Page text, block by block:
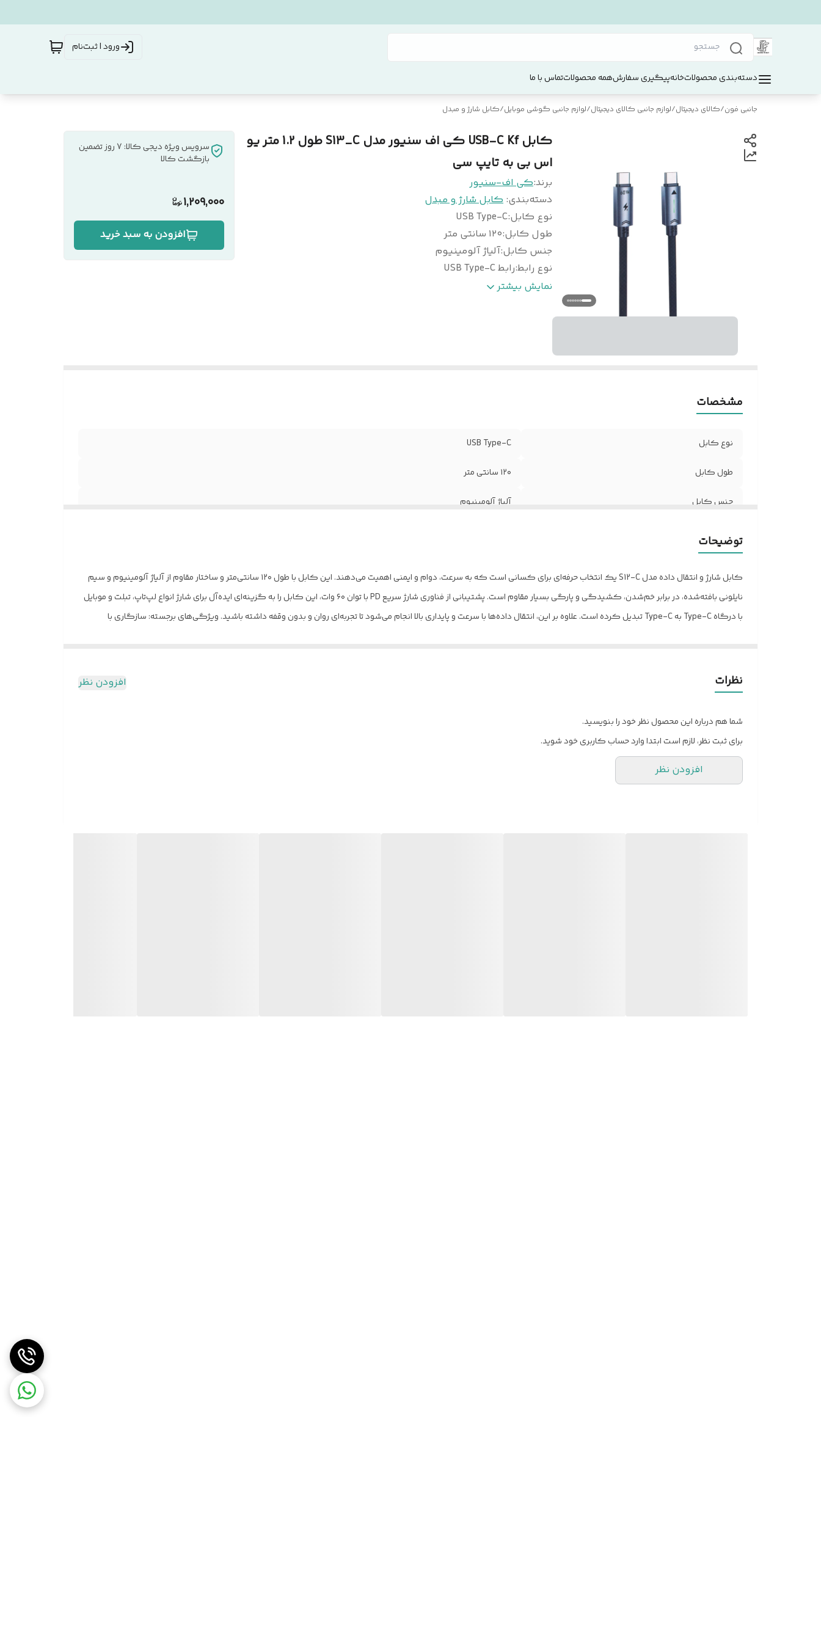
ورود | ثبت‌نام
دسته‌بندی محصولاتخانهپیگیری سفارشهمه محصولاتتماس با ما
جانبی فون/کالای دیجیتال/لوازم جانبی کالای دیجیتال/لوازم جانبی گوشی موبایل/کابل شارژ و مبدل
کابل USB-C Kf کی اف سنیور مدل S13_C طول 1.2 متر یو
اس بی به تایپ سی
برند:کی اف-سنیور
دسته‌بندی: کابل شارژ و مبدل
نوع کابل:
USB Type-C
طول کابل:۱۲۰ سانتی متر
جنس کابل:آلیاژ آلومینیوم
نوع رابط:رابط USB Type-C
نوع کابل شارژ و مبدل
نمایش بیشتر
سرویس ویژه دیجی کالا: 7 روز تضمین
بازگشت کالا
1,209,000
افزودن به سبد خرید
مشخصات
نوع کابل USB Type-C
طول کابل ۱۲۰ سانتی متر
جنس کابل آلیاژ آلومینیوم
توضیحات
کابل شارژ و انتقال داده مدل S12-C یک انتخاب حرفه‌ای برای کسانی است که به سرعت، دوام و ایمنی اهمیت می‌دهند. این کابل با طول ۱۲۰ سانتی‌متر و ساختار مقاوم از آلیاژ آلومینیوم و سیم
نایلونی بافته‌شده، در برابر خم‌شدن، کشیدگی و پارگی بسیار مقاوم است. پشتیبانی از فناوری شارژ سریع PD با توان ۶۰ وات، این کابل را به گزینه‌ای ایده‌آل برای شارژ انواع لپ‌تاپ، تبلت و موبایل
با درگاه Type-C به Type-C تبدیل کرده است. علاوه بر این، انتقال داده‌ها با سرعت و پایداری بالا انجام می‌شود تا تجربه‌ای روان و بدون وقفه داشته باشید. ویژگی‌های برجسته: سازگاری با
مکان است.
نظرات افزودن نظر
شما هم درباره این محصول نظر خود را بنویسید.
برای ثبت نظر، لازم است ابتدا وارد حساب کاربری خود شوید.
افزودن نظر